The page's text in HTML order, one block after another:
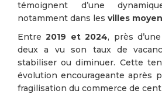
témoignent d’une
notamment dans les villes
Entre2019 et 2024, près
deux a vu son taux de
stabiliser ou diminuer. Cette
évolution encourageante après
fragilisation du commerce de